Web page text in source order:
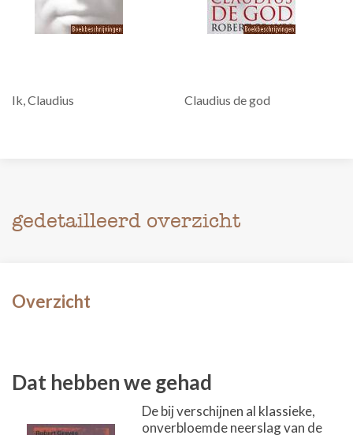
Ik, Claudius Claudius de god
gedetailleerd overzicht
Overzicht
Dat hebben we gehad
De bij verschijnen al klassieke,
onverbloemde neerslag van de